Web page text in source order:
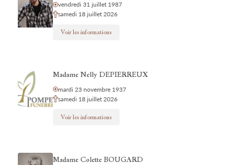
vendredi 31 juillet 1987
samedi 18 juillet 2026
Voir les informations
Madame Nelly DEPIERREUX
mardi 23 novembre 1937
samedi 18 juillet 2026
Voir les informations
Madame Colette BOUGARD